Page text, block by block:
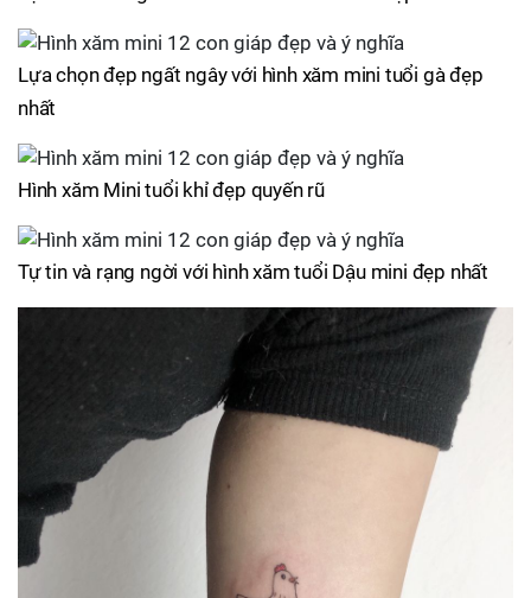
Lựa chọn đẹp ngất ngây với hình xăm mini tuổi gà đẹp
nhất
Hình xăm Mini tuổi khỉ đẹp quyến rũ
Tự tin và rạng ngời với hình xăm tuổi Dậu mini đẹp nhất